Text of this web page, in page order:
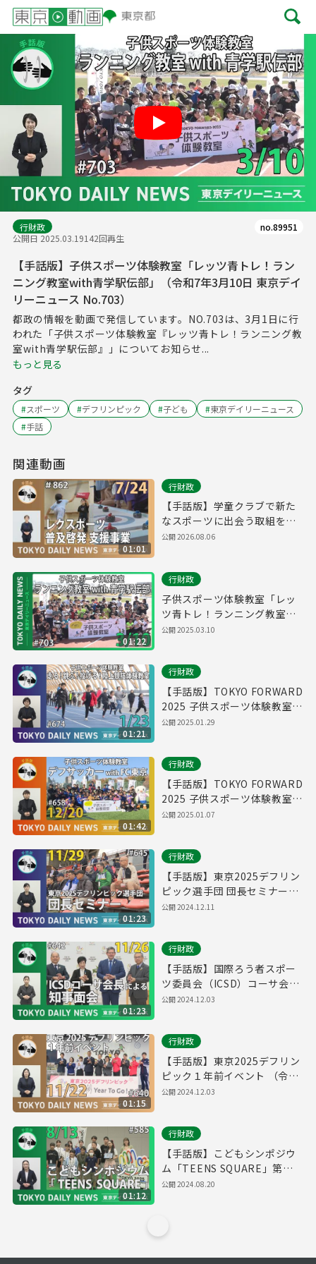
Play
行財政
公開日 2025.03.19142回再生
no.89951
【手話版】子供スポーツ体験教室「レッツ青トレ！ラン
ニング教室with青学駅伝部」（令和7年3月10日 東京デイ
リーニュース No.703）
都政の情報を動画で発信しています。NO.703は、3月1日に行
われた「子供スポーツ体験教室『レッツ青トレ！ランニング教
室with青学駅伝部』」についてお知らせ...
もっと見る
タグ
#スポーツ #デフリンピック #子ども #東京デイリーニュース
#手話
関連動画
01:01
行財政
【手話版】学童クラブで新た
なスポーツに出会う取組を開
始！（令和8年7月24日 東京デ
公開2026.08.06
01:22
行財政
子供スポーツ体験教室「レッ
ツ青トレ！ランニング教室
with青学駅伝部」（令和7年3
公開2025.03.10
01:21
行財政
【手話版】TOKYO FORWARD
2025 子供スポーツ体験教室
第3回「走る！跳ぶ！投げる！
ス No.674）
公開2025.01.29
01:42
行財政
【手話版】TOKYO FORWARD
2025 子供スポーツ体験教室
第2回「デフサッカー体験教室
No.658）
公開2025.01.07
01:23
行財政
【手話版】東京2025デフリン
ピック選手団 団長セミナー
（令和6年11月29日 東京デイ
公開2024.12.11
01:23
行財政
【手話版】国際ろう者スポー
ツ委員会（ICSD）コーサ会長
知事面会（令和6年11月26日
公開2024.12.03
01:15
行財政
【手話版】東京2025デフリン
ピック１年前イベント （令和
6年11月22日 東京デイリーニ
公開2024.12.03
01:12
行財政
【手話版】こどもシンポジウ
ム「TEENS SQUARE」第２
回ワークショップ（令和6年8
公開2024.08.20